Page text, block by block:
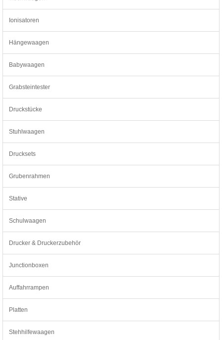
Ionisatoren
Hängewaagen
Babywaagen
Grabsteintester
Druckstücke
Stuhlwaagen
Drucksets
Grubenrahmen
Stative
Schulwaagen
Drucker & Druckerzubehör
Junctionboxen
Auffahrrampen
Platten
Stehhilfewaagen